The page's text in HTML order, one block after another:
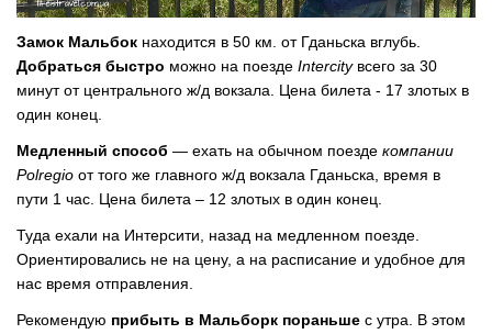
Замок Мальбок находится в 50 км. от Гданьска вглубь.
Добраться быстро можно на поезде Intercity всего за 30
минут от центрального ж/д вокзала. Цена билета - 17 злотых в
один конец.
Медленный способ — ехать на обычном поезде компании
Polregio от того же главного ж/д вокзала Гданьска, время в
пути 1 час. Цена билета – 12 злотых в один конец.
Туда ехали на Интерсити, назад на медленном поезде.
Ориентировались не на цену, а на расписание и удобное для
нас время отправления.
Рекомендую прибыть в Мальборк пораньше с утра. В этом